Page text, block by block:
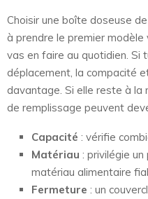
Choisir une boîte doseuse
à prendre le premier
vas en faire au quotidien. Si
déplacement, la compacité
davantage. Si elle reste à la
de remplissage peuvent
Capacité : vérifie
Matériau : privilégie
matériau alimentaire
Fermeture : un